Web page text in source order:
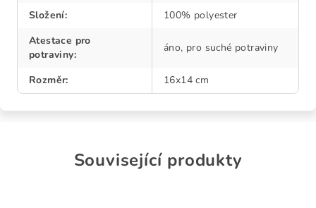
Složení:
100% polyester
Atestace pro
potraviny:
áno, pro suché potraviny
Rozměr: 16x14 cm
Související produkty